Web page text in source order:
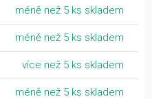
méně než 5 ks skladem
méně než 5 ks skladem
více než 5 ks skladem
méně než 5 ks skladem